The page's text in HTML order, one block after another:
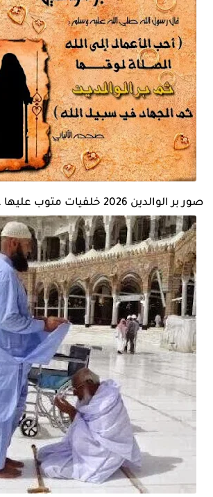
صور بر الوالدين 2026 خلفيات متوب عليها عبارات عن الوالدين